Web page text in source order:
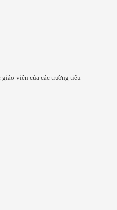
viên của các trường tiểu